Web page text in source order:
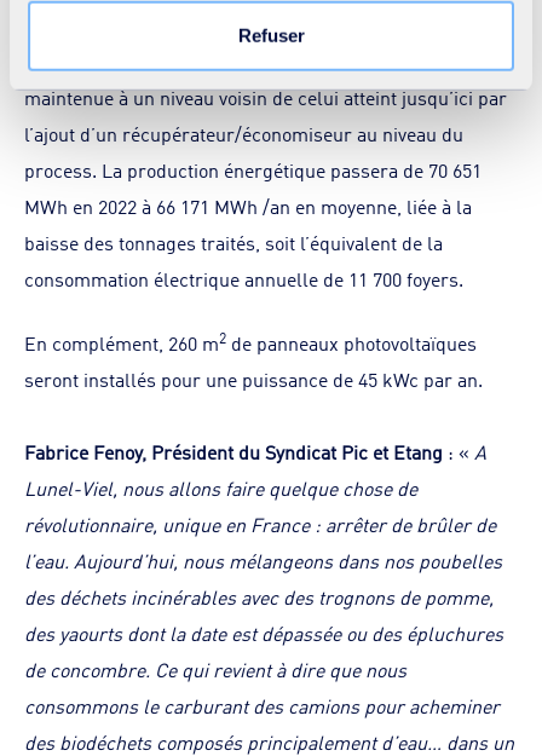
Refuser
Malgré la baisse de 25% des tonnages de déchets
incinérés, la production énergétique de l’UVE sera
maintenue à un niveau voisin de celui atteint jusqu’ici par
l’ajout d’un récupérateur/économiseur au niveau du
process. La production énergétique passera de 70 651
MWh en 2022 à 66 171 MWh /an en moyenne, liée à la
baisse des tonnages traités, soit l’équivalent de la
consommation électrique annuelle de 11 700 foyers.
En complément, 260 m2 de panneaux photovoltaïques
seront installés pour une puissance de 45 kWc par an.
Fabrice Fenoy, Président du Syndicat Pic et Etang : « A
Lunel-Viel, nous allons faire quelque chose de
révolutionnaire, unique en France : arrêter de brûler de
l’eau. Aujourd’hui, nous mélangeons dans nos poubelles
des déchets incinérables avec des trognons de pomme,
des yaourts dont la date est dépassée ou des épluchures
de concombre. Ce qui revient à dire que nous
consommons le carburant des camions pour acheminer
des biodéchets composés principalement d’eau… dans un